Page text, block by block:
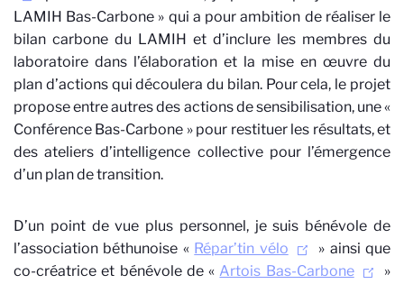
LAMIH Bas-Carbone » qui a pour ambition de réaliser le
bilan carbone du LAMIH et d’inclure les membres du
laboratoire dans l’élaboration et la mise en œuvre du
plan d’actions qui découlera du bilan. Pour cela, le projet
propose entre autres des actions de sensibilisation, une «
Conférence Bas-Carbone » pour restituer les résultats, et
des ateliers d’intelligence collective pour l’émergence
d’un plan de transition.
D’un point de vue plus personnel, je suis bénévole de
l’association béthunoise « Répar’tin vélo
» ainsi que
co-créatrice et bénévole de « Artois Bas-Carbone
»